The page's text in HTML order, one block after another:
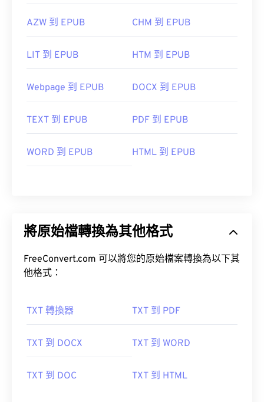
AZW 到 EPUB CHM 到 EPUB
LIT 到 EPUB HTM 到 EPUB
Webpage 到 EPUB DOCX 到 EPUB
TEXT 到 EPUB PDF 到 EPUB
WORD 到 EPUB HTML 到 EPUB
將原始檔轉換為其他格式
FreeConvert.com 可以將您的原始檔案轉換為以下其
他格式：
TXT 轉換器 TXT 到 PDF
TXT 到 DOCX TXT 到 WORD
TXT 到 DOC TXT 到 HTML